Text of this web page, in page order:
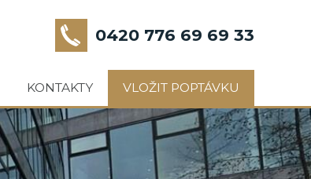
0420 776 69 69 33
KONTAKTY VLOŽIT POPTÁVKU